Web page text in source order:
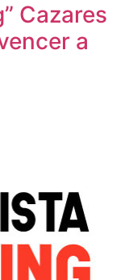
Cazares
a